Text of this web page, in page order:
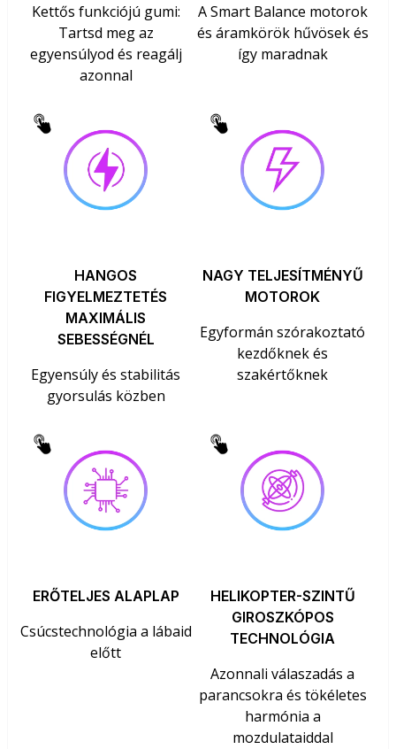
Kettős funkciójú gumi:
Tartsd meg az
egyensúlyod és reagálj
azonnal
A Smart Balance motorok
és áramkörök hűvösek és
így maradnak
HANGOS
FIGYELMEZTETÉS
MAXIMÁLIS
SEBESSÉGNÉL
Egyensúly és stabilitás
gyorsulás közben
NAGY TELJESÍTMÉNYŰ
MOTOROK
Egyformán szórakoztató
kezdőknek és
szakértőknek
ERŐTELJES ALAPLAP
Csúcstechnológia a lábaid
előtt
HELIKOPTER-SZINTŰ
GIROSZKÓPOS
TECHNOLÓGIA
Azonnali válaszadás a
parancsokra és tökéletes
harmónia a
mozdulataiddal